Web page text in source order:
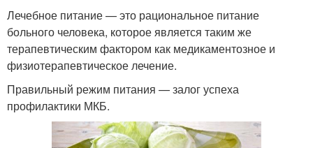
Лечебное питание — это рациональное питание
больного человека, которое является таким же
терапевтическим фактором как медикаментозное и
физиотерапевтическое лечение.
Правильный режим питания — залог успеха
профилактики МКБ.